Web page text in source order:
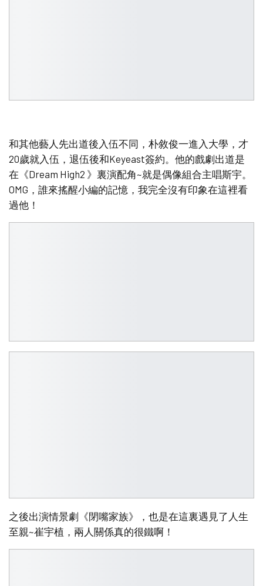
和其他藝人先出道後入伍不同，朴敘俊一進入大學，才
20歲就入伍，退伍後和Keyeast簽約。他的戲劇出道是
在《Dream High2 》裏演配角~就是偶像組合主唱斯宇。
OMG，誰來搖醒小編的記憶，我完全沒有印象在這裡看
過他！
之後出演情景劇《閉嘴家族》，也是在這裏遇見了人生
至親~崔宇植，兩人關係真的很鐵啊！